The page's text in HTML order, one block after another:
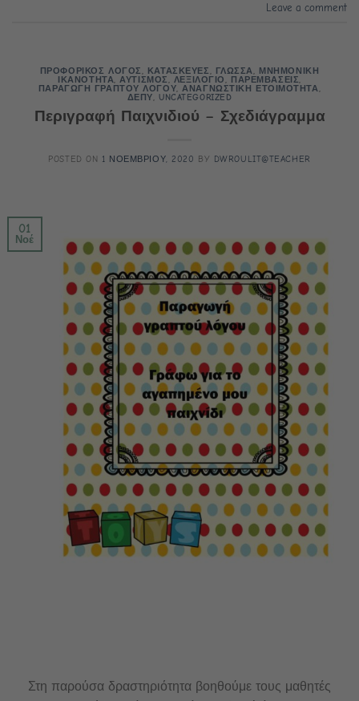
Leave a comment
ΠΡΟΦΟΡΙΚΟΣ ΛΟΓΟΣ, ΚΑΤΑΣΚΕΥΕΣ, ΓΛΩΣΣΑ, ΜΝΗΜΟΝΙΚΗ
ΙΚΑΝΟΤΗΤΑ,ΑΥΤΙΣΜΟΣ, ΛΕΞΙΛΟΓΙΟ, ΠΑΡΕΜΒΑΣΕΙΣ,
ΠΑΡΑΓΩΓΗ ΓΡΑΠΤΟΥ ΛΟΓΟΥ,ΑΝΑΓΝΩΣΤΙΚΗ ΕΤΟΙΜΟΤΗΤΑ,
ΔΕΠΥ,UNCATEGORIZED
Περιγραφή Παιχνιδιού – Σχεδιάγραμμα
POSTED ON 1 ΝΟΕΜΒΡΙΟΥ, 2020 BY DWROULIT@TEACHER
01
Νοέ
Στη παρούσα δραστηριότητα βοηθούμε τους μαθητές